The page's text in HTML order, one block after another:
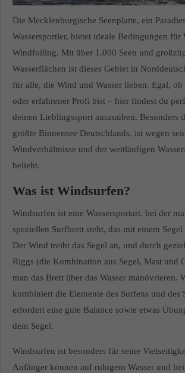
Die Mecklenburgische Seenplatte, ein
Wassersportler, bietet ideale Bedingungen für
Windfoiling. Mit über 1.000 Seen und
Wasserflächen ist dieses Gebiet in
für alle, die Wind und Wasser lieben. Egal,
oder erfahrener Profi bist – hier findest du
deinen Lieblingssport auszuüben. Besonders
größte Binnensee Deutschlands, ist wegen
Windverhältnisse und der weitläufigen
beliebt.
Was ist Windsurfen?
Windsurfen ist eine Wassersportart, bei der
speziellen Surfbrett steht, das mit einem Segel
Der Wind treibt das Segel an, und durch
Riggs (die Kombination aus Segel, Mast und
man das Brett über das Wasser manövrieren.
kombiniert die Elemente des Surfens und des
erfordert eine gute Balance sowie etwas
dem Segel.
Windsurfen ist besonders für seine
Anfänger können auf ruhigem Wasser und